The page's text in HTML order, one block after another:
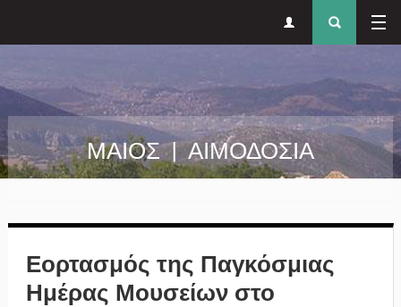
μενού
ΜΑΙΟΣ | ΑΙΜΟΔΟΣΙΑ
Εορτασμός της Παγκόσμιας
Ημέρας Μουσείων στο